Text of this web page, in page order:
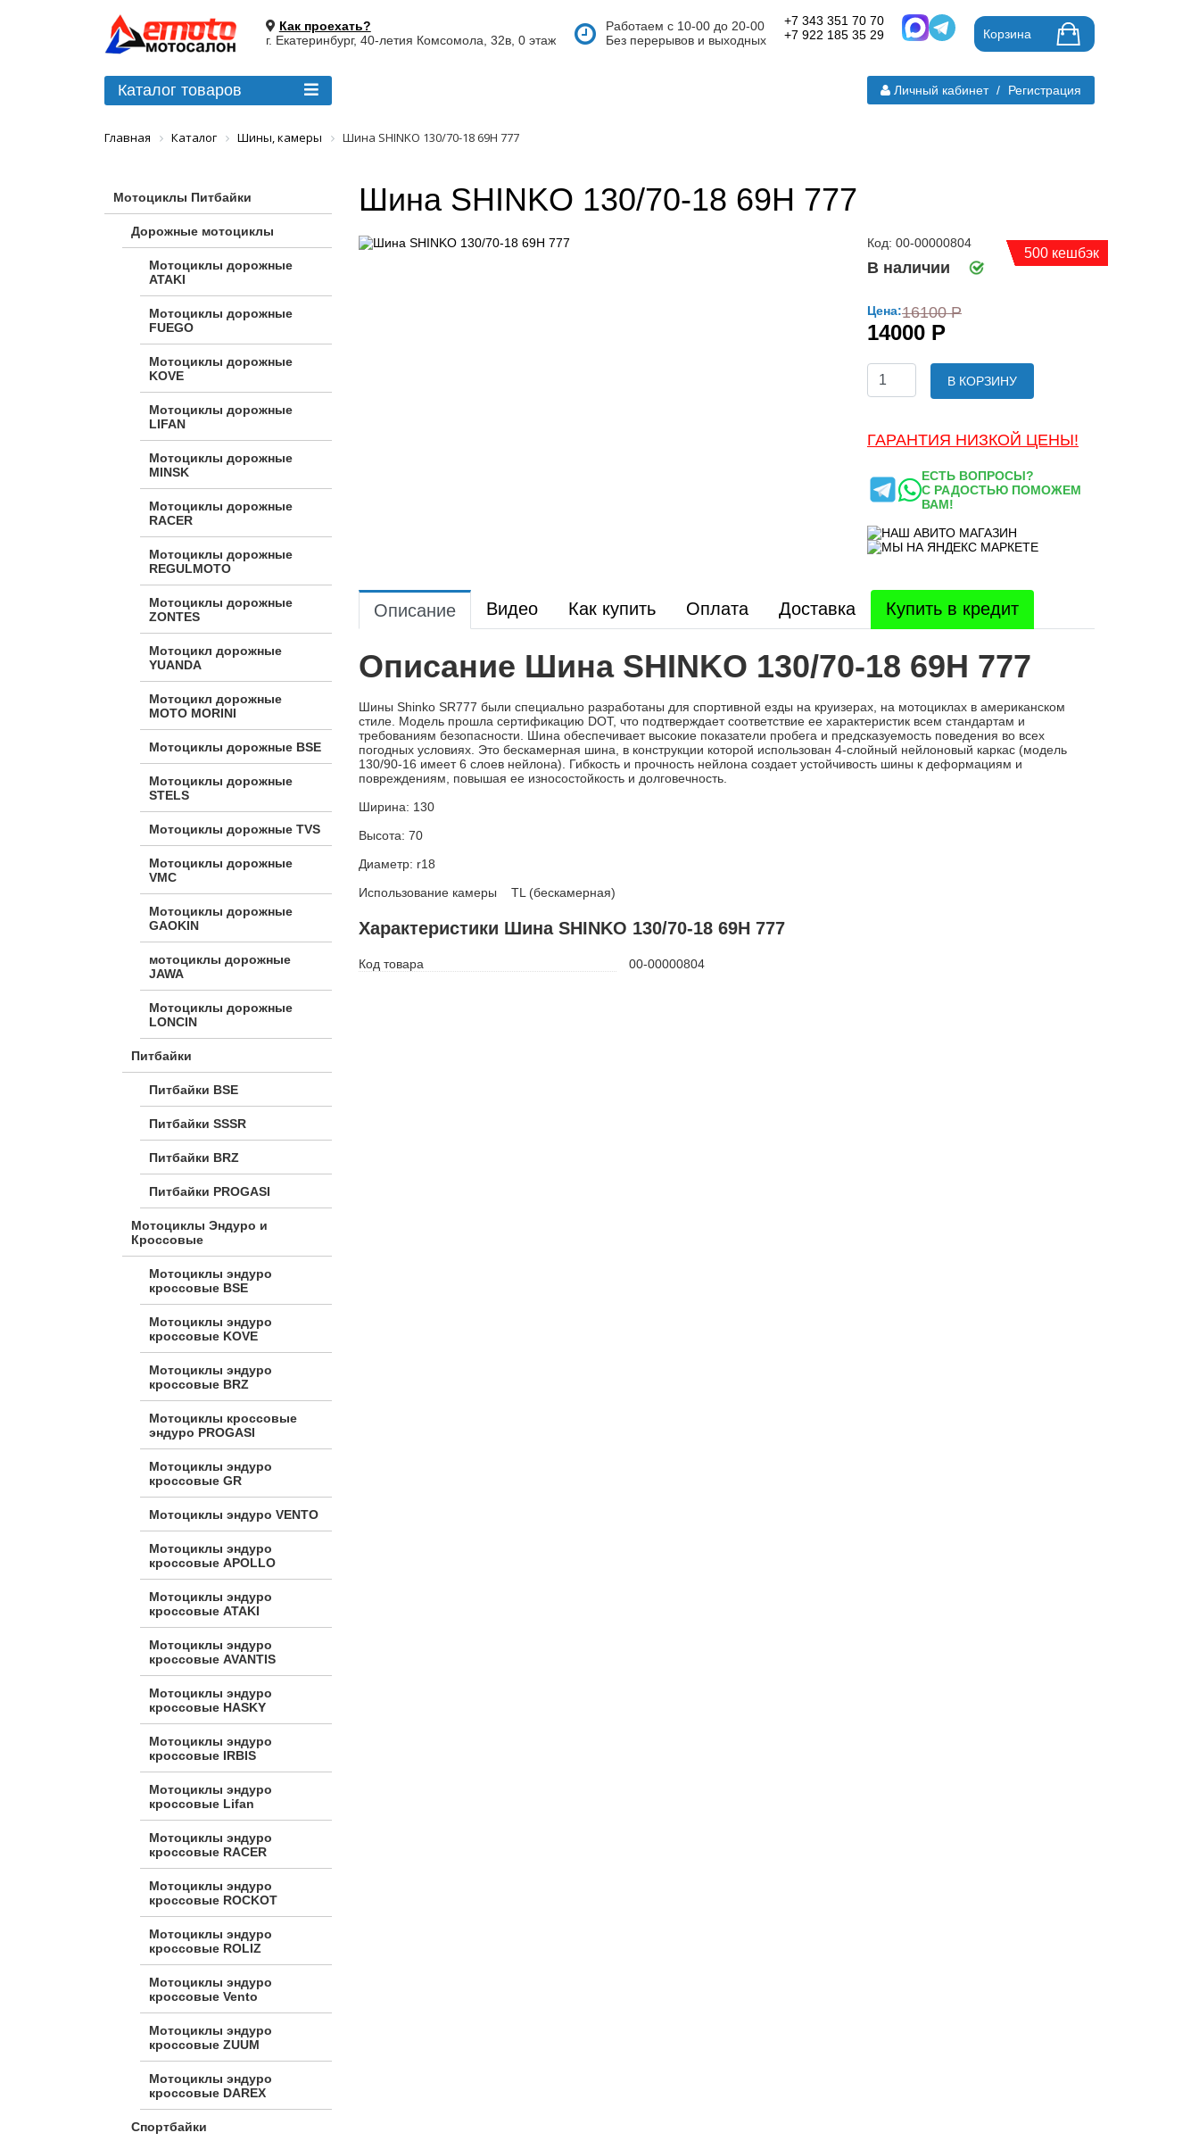
Как проехать?
г. Екатеринбург, 40-летия Комсомола, 32в, 0 этаж
Работаем с 10-00 до 20-00
Без перерывов и выходных
+7 343 351 70 70
+7 922 185 35 29
Корзина
Каталог товаров Личный кабинет / Регистрация
Главная Каталог Шины, камеры Шина SHINKO 130/70-18 69H 777
Мотоциклы Питбайки
Дорожные мотоциклы
Мотоциклы дорожные
ATAKI
Мотоциклы дорожные
FUEGO
Мотоциклы дорожные
KOVE
Мотоциклы дорожные
LIFAN
Мотоциклы дорожные
MINSK
Мотоциклы дорожные
RACER
Мотоциклы дорожные
REGULMOTO
Мотоциклы дорожные
ZONTES
Мотоцикл дорожные
YUANDA
Мотоцикл дорожные
МОТО MORINI
Мотоциклы дорожные BSE
Мотоциклы дорожные
STELS
Мотоциклы дорожные TVS
Мотоциклы дорожные
VMC
Мотоциклы дорожные
GAOKIN
мотоциклы дорожные
JAWA
Мотоциклы дорожные
LONCIN
Питбайки
Питбайки BSE
Питбайки SSSR
Питбайки BRZ
Питбайки PROGASI
Мотоциклы Эндуро и
Кроссовые
Мотоциклы эндуро
кроссовые BSE
Мотоциклы эндуро
кроссовые KOVE
Мотоциклы эндуро
кроссовые BRZ
Мотоциклы кроссовые
эндуро PROGASI
Мотоциклы эндуро
кроссовые GR
Мотоциклы эндуро VENTO
Мотоциклы эндуро
кроссовые APOLLO
Мотоциклы эндуро
кроссовые ATAKI
Мотоциклы эндуро
кроссовые AVANTIS
Мотоциклы эндуро
кроссовые HASKY
Мотоциклы эндуро
кроссовые IRBIS
Мотоциклы эндуро
кроссовые Lifan
Мотоциклы эндуро
кроссовые RACER
Мотоциклы эндуро
кроссовые ROCKOT
Мотоциклы эндуро
кроссовые ROLIZ
Мотоциклы эндуро
кроссовые Vento
Мотоциклы эндуро
кроссовые ZUUM
Мотоциклы эндуро
кроссовые DAREX
Спортбайки
Шина SHINKO 130/70-18 69H 777
Код: 00-00000804
В наличии
Цена:16100 Р
14000 Р
В КОРЗИНУ
ГАРАНТИЯ НИЗКОЙ ЦЕНЫ!
ЕСТЬ ВОПРОСЫ?
С РАДОСТЬЮ ПОМОЖЕМ
ВАМ!
500 кешбэк
Описание Видео Как купить Оплата Доставка Купить в кредит
Описание Шина SHINKO 130/70-18 69H 777
Шины Shinko SR777 были специально разработаны для спортивной езды на круизерах, на мотоциклах в американском
стиле. Модель прошла сертификацию DOT, что подтверждает соответствие ее характеристик всем стандартам и
требованиям безопасности. Шина обеспечивает высокие показатели пробега и предсказуемость поведения во всех
погодных условиях. Это бескамерная шина, в конструкции которой использован 4-слойный нейлоновый каркас (модель
130/90-16 имеет 6 слоев нейлона). Гибкость и прочность нейлона создает устойчивость шины к деформациям и
повреждениям, повышая ее износостойкость и долговечность.
Ширина: 130
Высота: 70
Диаметр: r18
Использование камеры TL (бескамерная)
Характеристики Шина SHINKO 130/70-18 69H 777
Код товара 00-00000804